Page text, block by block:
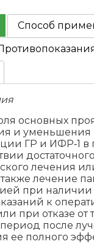
Способ
основных
и уменьшения
ГР и ИФР‑1 в
лечения
лечение
при наличии
к
при отказе от
после
ее полного